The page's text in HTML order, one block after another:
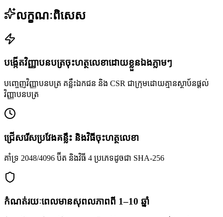
លក្ខណៈពិសេស
បង្កើតវិញ្ញាបនបត្រចុះហត្ថលេខាដោយខ្លួនឯងភ្លាមៗ
បញ្ចេញវិញ្ញាបនបត្រ គន្លឹះឯកជន និង CSR ជាក្រុមដោយគ្មានស្ថាប័នផ្តល់
វិញ្ញាបនបត្រ
ជ្រើសរើសប្រវែងគន្លឹះ និងវិធីចុះហត្ថលេខា
គាំទ្រ 2048/4096 ប៊ីត និងវិធី 4 ប្រភេទដូចជា SHA-256
កំណត់រយៈពេលមានសុពលភាពពី 1–10 ឆ្នាំ